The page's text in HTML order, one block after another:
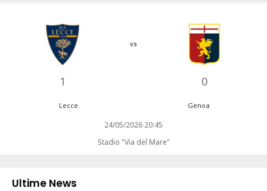
1
vs
0
Lecce Genoa
24/05/2026 20:45
Stadio "Via del Mare"
Ultime News